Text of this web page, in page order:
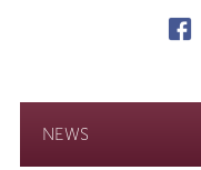
NEWS